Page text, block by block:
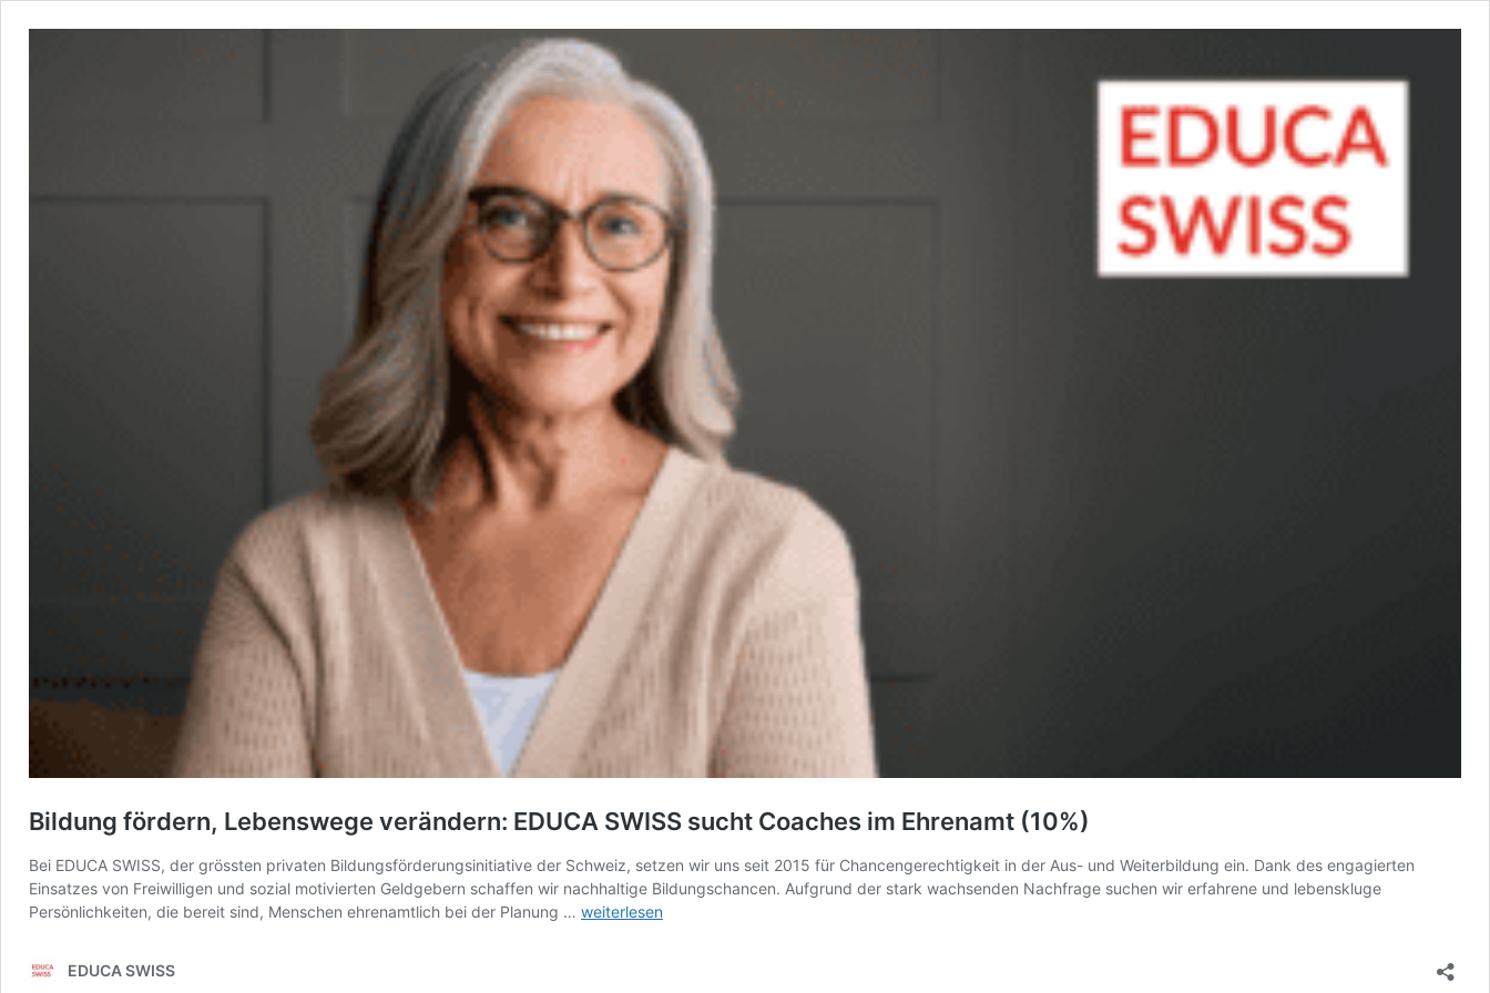
Bildung fördern, Lebenswege verändern: EDUCA SWISS sucht Coaches im Ehrenamt (10%)
Bei EDUCA SWISS, der grössten privaten Bildungsförderungsinitiative der Schweiz, setzen wir uns seit 2015 für Chancengerechtigkeit in der Aus- und Weiterbildung ein. Dank des engagierten
Einsatzes von Freiwilligen und sozial motivierten Geldgebern schaffen wir nachhaltige Bildungschancen. Aufgrund der stark wachsenden Nachfrage suchen wir erfahrene und lebenskluge
Persönlichkeiten, die bereit sind, Menschen ehrenamtlich bei der Planung … Bildung
weiterlesen
EDUCA SWISS